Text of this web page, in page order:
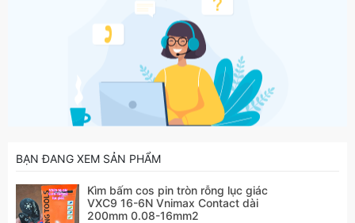
BẠN ĐANG XEM SẢN PHẨM
Kìm bấm cos pin tròn rỗng lục giác
VXC9 16-6N Vnimax Contact dài
200mm 0.08-16mm2